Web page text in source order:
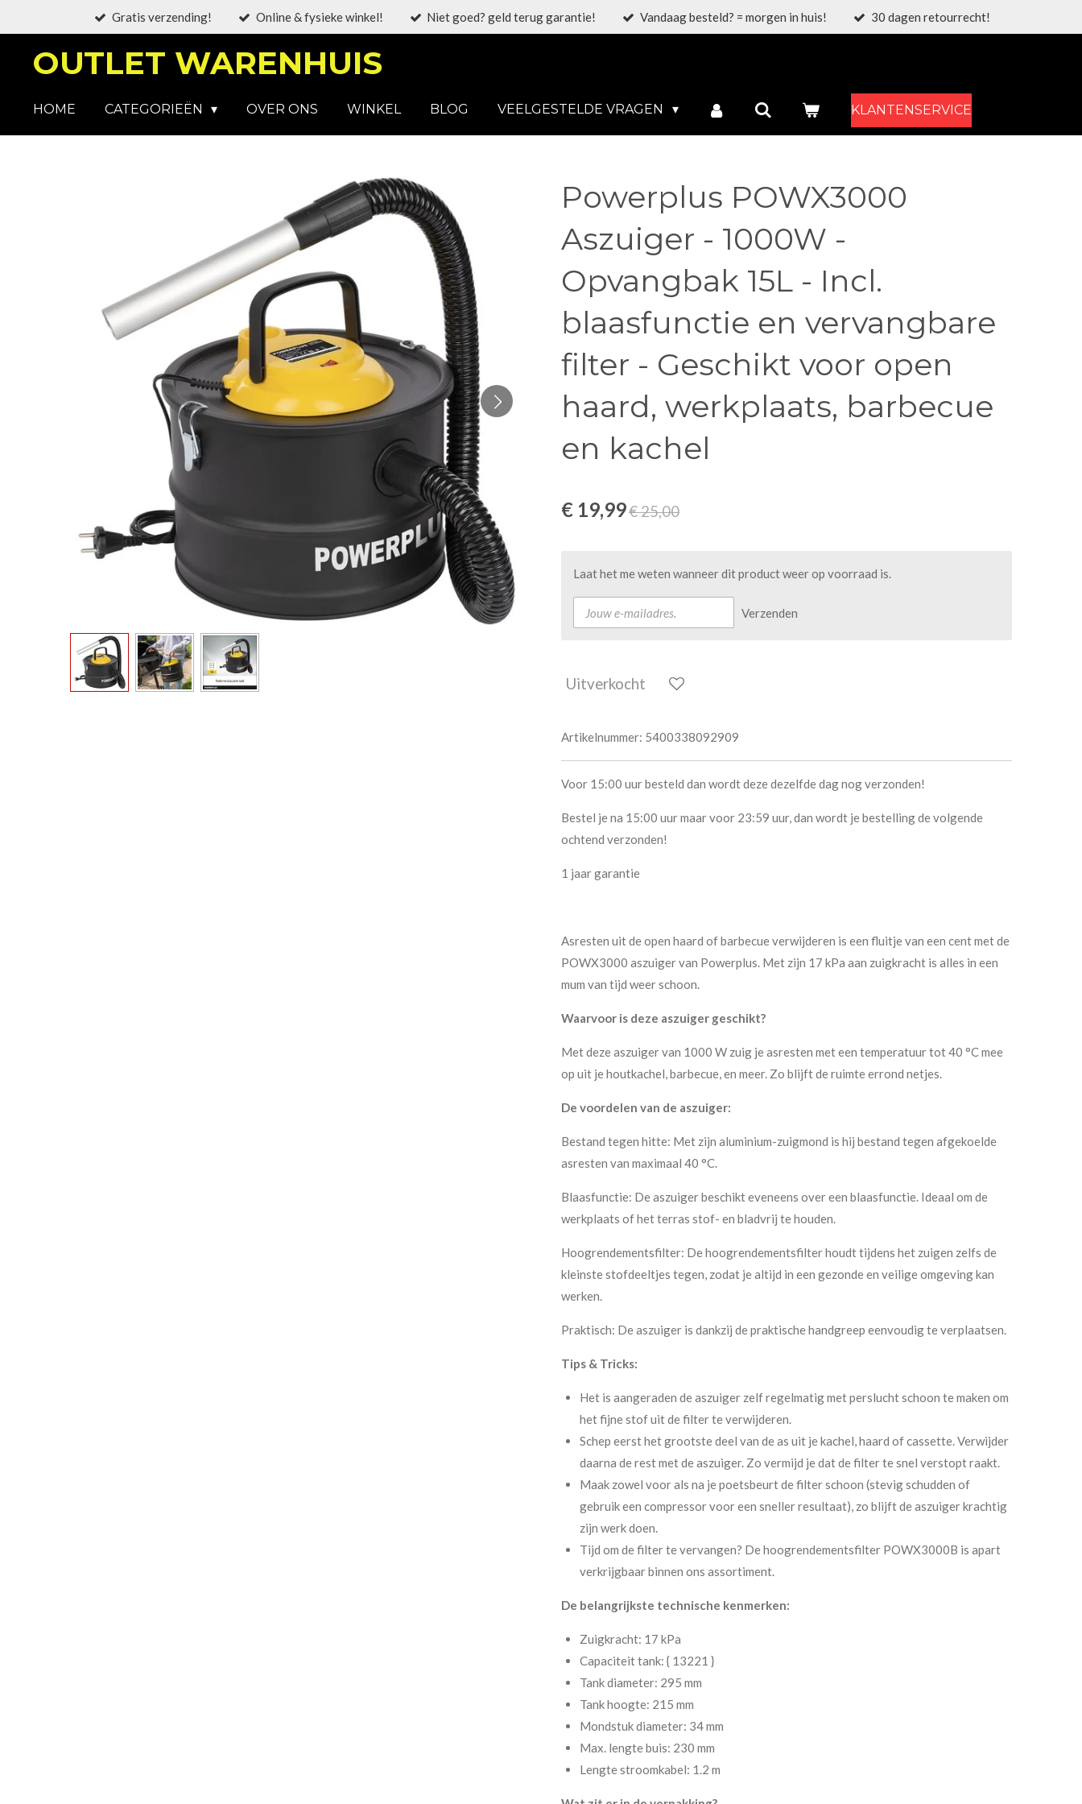
hoofdinhoud
Gratis verzending! Online & fysieke winkel! Niet goed? geld terug garantie! Vandaag besteld? = morgen in huis! 30 dagen retourrecht!
OUTLET WARENHUIS
HOME CATEGORIEËN OVER ONS WINKEL BLOG VEELGESTELDE VRAGEN KLANTENSERVICE
Powerplus POWX3000
Aszuiger - 1000W -
Opvangbak 15L - Incl.
blaasfunctie en vervangbare
filter - Geschikt voor open
haard, werkplaats, barbecue
en kachel
€ 19,99€ 25,00
Laat het me weten wanneer dit product weer op voorraad is.
Verzenden
Uitverkocht
Artikelnummer: 5400338092909
Voor 15:00 uur besteld dan wordt deze dezelfde dag nog verzonden!
Bestel je na 15:00 uur maar voor 23:59 uur, dan wordt je bestelling de volgende
ochtend verzonden!
1 jaar garantie
Asresten uit de open haard of barbecue verwijderen is een fluitje van een cent met de
POWX3000 aszuiger van Powerplus. Met zijn 17 kPa aan zuigkracht is alles in een
mum van tijd weer schoon.
Waarvoor is deze aszuiger geschikt?
Met deze aszuiger van 1000 W zuig je asresten met een temperatuur tot 40 °C mee
op uit je houtkachel, barbecue, en meer. Zo blijft de ruimte errond netjes.
De voordelen van de aszuiger:
Bestand tegen hitte: Met zijn aluminium-zuigmond is hij bestand tegen afgekoelde
asresten van maximaal 40 °C.
Blaasfunctie: De aszuiger beschikt eveneens over een blaasfunctie. Ideaal om de
werkplaats of het terras stof- en bladvrij te houden.
Hoogrendementsfilter: De hoogrendementsfilter houdt tijdens het zuigen zelfs de
kleinste stofdeeltjes tegen, zodat je altijd in een gezonde en veilige omgeving kan
werken.
Praktisch: De aszuiger is dankzij de praktische handgreep eenvoudig te verplaatsen.
Tips & Tricks:
Het is aangeraden de aszuiger zelf regelmatig met perslucht schoon te maken om
het fijne stof uit de filter te verwijderen.
Schep eerst het grootste deel van de as uit je kachel, haard of cassette. Verwijder
daarna de rest met de aszuiger. Zo vermijd je dat de filter te snel verstopt raakt.
Maak zowel voor als na je poetsbeurt de filter schoon (stevig schudden of
gebruik een compressor voor een sneller resultaat), zo blijft de aszuiger krachtig
zijn werk doen.
Tijd om de filter te vervangen? De hoogrendementsfilter POWX3000B is apart
verkrijgbaar binnen ons assortiment.
De belangrijkste technische kenmerken:
Zuigkracht: 17 kPa
Capaciteit tank: { 13221 }
Tank diameter: 295 mm
Tank hoogte: 215 mm
Mondstuk diameter: 34 mm
Max. lengte buis: 230 mm
Lengte stroomkabel: 1.2 m